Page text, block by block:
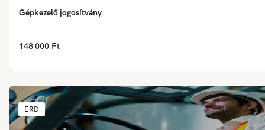
Gépkezelő jogosítvány
148 000 Ft
ÉRD